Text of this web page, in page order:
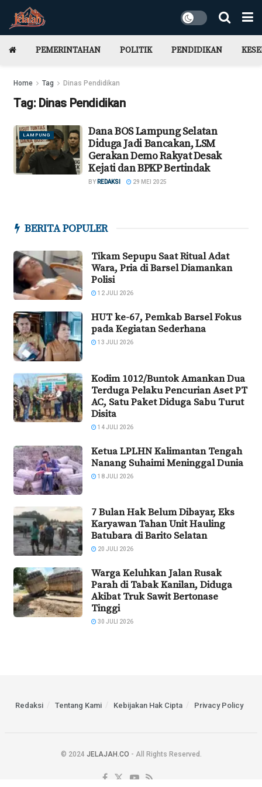
PEMERINTAHAN POLITIK PENDIDIKAN
Home Tag Dinas Pendidikan
Tag: Dinas Pendidikan
LAMPUNG
Dana BOS Lampung Selatan
Diduga Jadi Bancakan, LSM
Gerakan Demo Rakyat Desak
Kejati dan BPKP Bertindak
BY REDAKSI 29 MEI 2025
BERITA POPULER
Tikam Sepupu Saat Ritual Adat
Wara, Pria di Barsel Diamankan
Polisi
12 JULI 2026
HUT ke-67, Pemkab Barsel Fokus
pada Kegiatan Sederhana
13 JULI 2026
Kodim 1012/Buntok Amankan Dua
Terduga Pelaku Pencurian Aset PT
AC, Satu Paket Diduga Sabu Turut
Disita
14 JULI 2026
Ketua LPLHN Kalimantan Tengah
Nanang Suhaimi Meninggal Dunia
18 JULI 2026
7 Bulan Hak Belum Dibayar, Eks
Karyawan Tahan Unit Hauling
Batubara di Barito Selatan
20 JULI 2026
Warga Keluhkan Jalan Rusak
Parah di Tabak Kanilan, Diduga
Akibat Truk Sawit Bertonase
Tinggi
30 JULI 2026
Redaksi Tentang Kami Kebijakan Hak Cipta Privacy Policy
© 2024 JELAJAH.CO - All Rights Reserved.